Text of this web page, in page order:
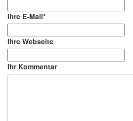
Ihre E-Mail*
Ihre Webseite
Ihr Kommentar